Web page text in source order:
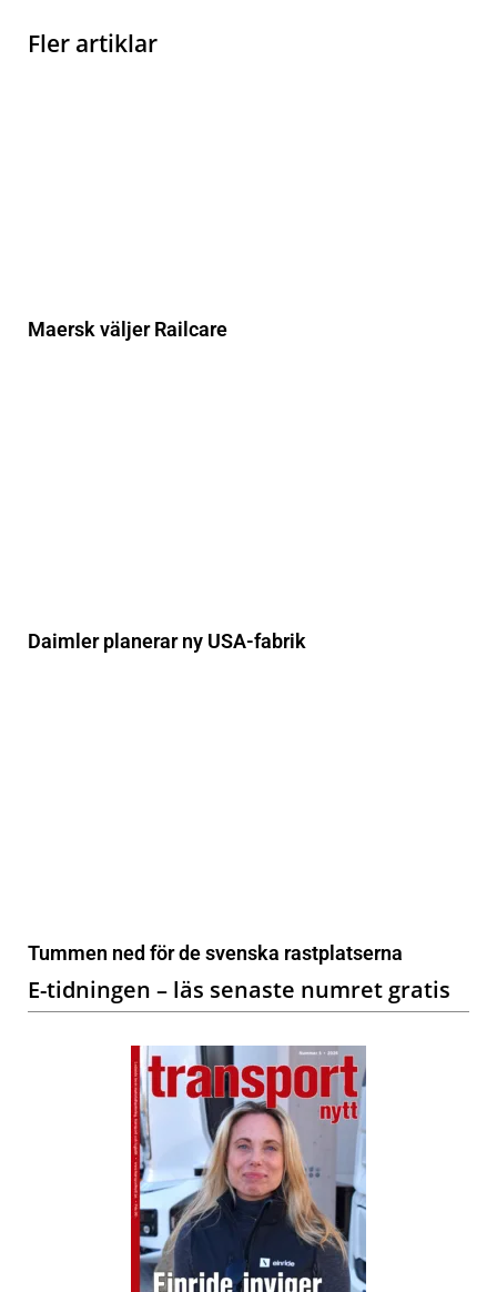
Fler artiklar
Maersk väljer Railcare
Daimler planerar ny USA-fabrik
Tummen ned för de svenska rastplatserna
E-tidningen – läs senaste numret gratis